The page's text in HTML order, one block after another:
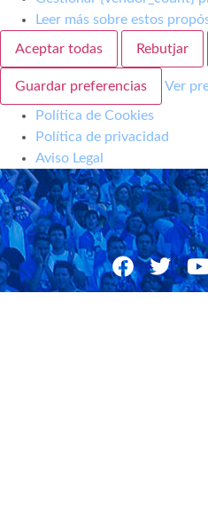
Leer más sobre estos
Aceptar todas Rebutjar
Guardar preferencias Ver
Política de Cookies
Política de privacidad
Aviso Legal